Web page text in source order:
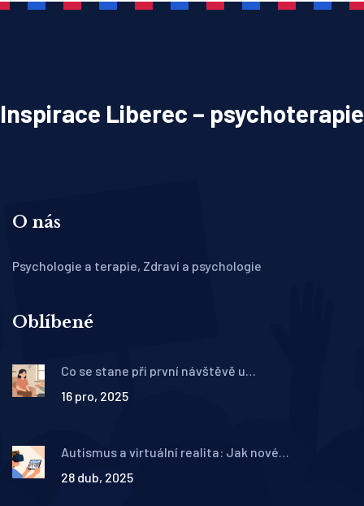
Inspirace Liberec – psychoterapie
O nás
Psychologie a terapie, Zdraví a psychologie
Oblíbené
Co se stane při první návštěvě u
16 pro, 2025
Autismus a virtuální realita: Jak nové
28 dub, 2025